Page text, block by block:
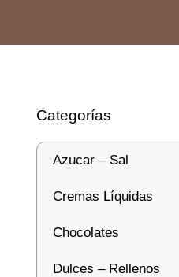
Categorías
Azucar – Sal
Cremas Líquidas
Chocolates
Dulces – Rellenos